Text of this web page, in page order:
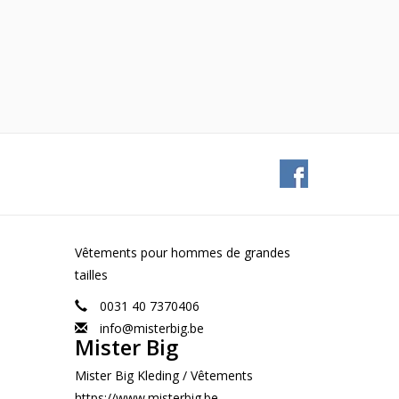
Vêtements pour hommes de grandes
tailles
0031 40 7370406
info@misterbig.be
Mister Big
Mister Big Kleding / Vêtements